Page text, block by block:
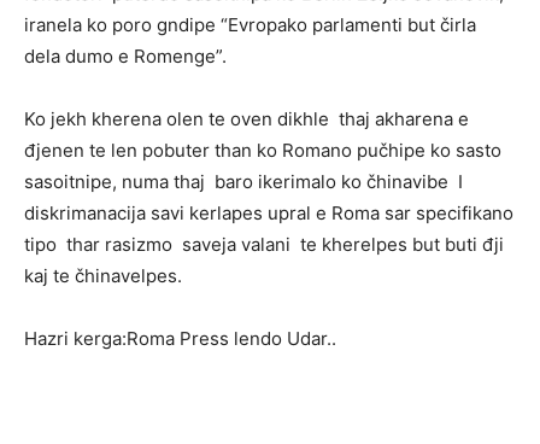
iranela ko poro gndipe “Evropako parlamenti but čirla
dela dumo e Romenge”.
Ko jekh kherena olen te oven dikhle thaj akharena e
đjenen te len pobuter than ko Romano pučhipe ko sasto
sasoitnipe, numa thaj baro ikerimalo ko čhinavibe I
diskrimanacija savi kerlapes upral e Roma sar specifikano
tipo thar rasizmo saveja valani te kherelpes but buti đji
kaj te čhinavelpes.
Hazri kerga:Roma Press lendo Udar..